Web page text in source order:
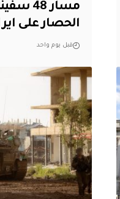
مسار
الحصار على
قبل يوم واحد